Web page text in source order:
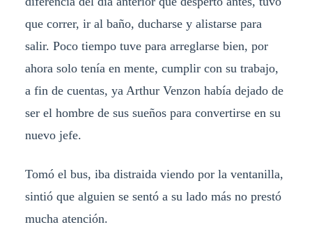
que correr, ir al baño, ducharse y alistarse para
salir. Poco tiempo tuve para arreglarse bien, por
ahora solo tenía en mente, cumplir con su trabajo,
a fin de cuentas, ya Arthur Venzon había dejado de
ser el hombre de sus sueños para convertirse en su
nuevo jefe.
Tomó el bus, iba distraida viendo por la ventanilla,
sintió que alguien se sentó a su lado más no prestó
mucha atención.